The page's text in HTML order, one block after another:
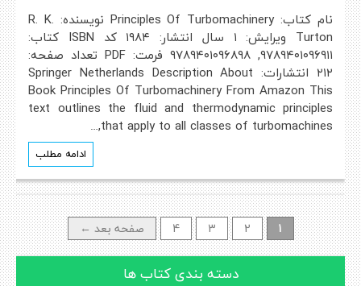
دسته بندی کتاب ها
نام کتاب: Principles Of Turbomachinery نویسنده: R. K.
Turton ویرایش: ۱ سال انتشار: ۱۹۸۴ کد ISBN کتاب:
۹۷۸۹۴۰۱۰۹۶۹۱۱, ۹۷۸۹۴۰۱۰۹۶۸۹۸ فرمت: PDF تعداد صفحه:
۲۱۲ انتشارات: Springer Netherlands Description About
Book Principles Of Turbomachinery From Amazon This
text outlines the fluid and thermodynamic principles
that apply to all classes of turbomachines,…
ادامه مطلب
Posts
navigation
1
2
3
4 صفحه بعد ←